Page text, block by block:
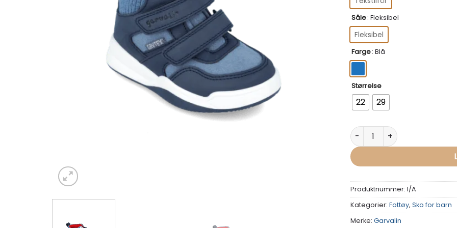
Såle: Fleksibel
Fleksibel
Farge: Blå
Størrelse
22 29
Vanntette støvler Marineblå
Produktnummer: I/A
Kategorier: Fottøy, Sko for barn
Merke: Garvalin